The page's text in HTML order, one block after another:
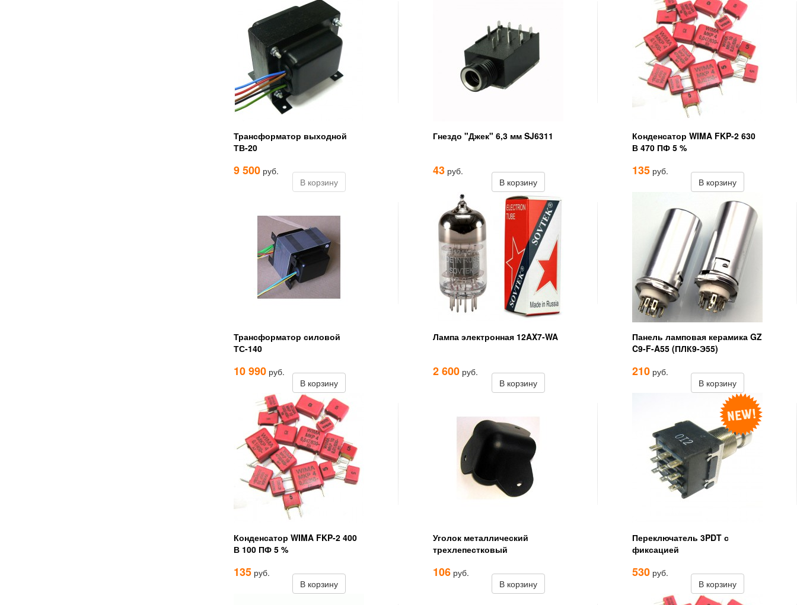
Трансформатор выходной
ТВ-20
9 500 руб.
В корзину
Гнездо "Джек" 6,3 мм SJ6311
43 руб.
В корзину
Конденсатор WIMA FKP-2 630
В 470 ПФ 5 %
135 руб.
В корзину
Трансформатор силовой
ТС-140
10 990 руб.
В корзину
Лампа электронная 12AX7-WA
2 600 руб.
В корзину
Панель ламповая керамика GZ
C9-F-A55 (ПЛК9-Э55)
210 руб.
В корзину
Конденсатор WIMA FKP-2 400
В 100 ПФ 5 %
135 руб.
В корзину
Уголок металлический
трехлепестковый
106 руб.
В корзину
Переключатель 3PDT с
фиксацией
530 руб.
В корзину